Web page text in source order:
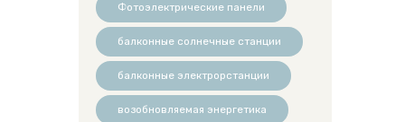
Фотоэлектрические панели
балконные солнечные станции
балконные электрорстанции
возобновляемая энергетика